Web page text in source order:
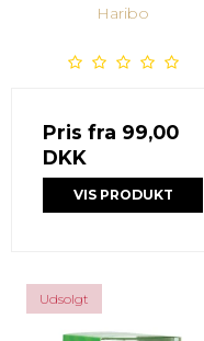
Haribo
Pris fra 99,00
DKK
VIS PRODUKT
Udsolgt